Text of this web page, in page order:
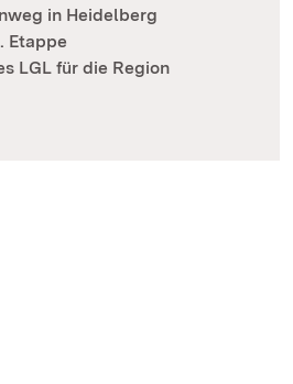
in Heidelberg
Etappe
LGL für die Region